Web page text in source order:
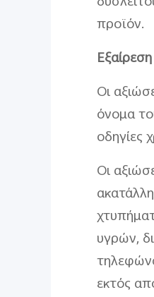
προϊόν.
Οι
όνομα
οδηγίες
Οι
υγρών,
εκτός